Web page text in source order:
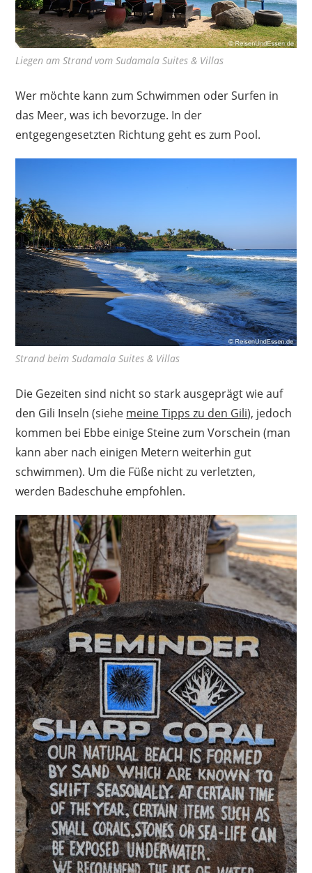
Liegen am Strand vom Sudamala Suites & Villas
Wer möchte kann zum Schwimmen oder Surfen in
das Meer, was ich bevorzuge. In der
entgegengesetzten Richtung geht es zum Pool.
Strand beim Sudamala Suites & Villas
Die Gezeiten sind nicht so stark ausgeprägt wie auf
den Gili Inseln (siehe meine Tipps zu den Gili), jedoch
kommen bei Ebbe einige Steine zum Vorschein (man
kann aber nach einigen Metern weiterhin gut
schwimmen). Um die Füße nicht zu verletzten,
werden Badeschuhe empfohlen.